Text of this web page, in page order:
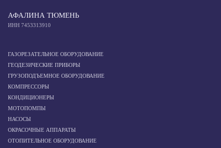
АФАЛИНА ТЮМЕНЬ
ИНН 7453313910
ГАЗОРЕЗАТЕЛЬНОЕ ОБОРУДОВАНИЕ
ГЕОДЕЗИЧЕСКИЕ ПРИБОРЫ
ГРУЗОПОДЪЕМНОЕ ОБОРУДОВАНИЕ
КОМПРЕССОРЫ
КОНДИЦИОНЕРЫ
МОТОПОМПЫ
НАСОСЫ
ОКРАСОЧНЫЕ АППАРАТЫ
ОТОПИТЕЛЬНОЕ ОБОРУДОВАНИЕ